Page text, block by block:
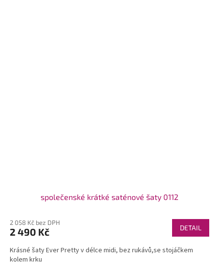
společenské krátké saténové šaty 0112
2 058 Kč bez DPH
2 490 Kč DETAIL
Krásné šaty Ever Pretty v délce midi, bez rukávů,se stojáčkem
kolem krku